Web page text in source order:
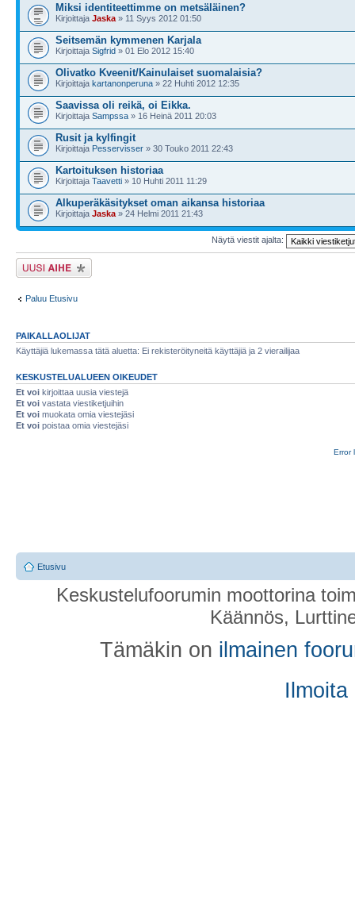
Miksi identiteettimme on metsäläinen?
Kirjoittaja Jaska » 11 Syys 2012 01:50
Seitsemän kymmenen Karjala
Kirjoittaja Sigfrid » 01 Elo 2012 15:40
Olivatko Kveenit/Kainulaiset suomalaisia?
Kirjoittaja kartanonperuna » 22 Huhti 2012 12:35
Saavissa oli reikä, oi Eikka.
Kirjoittaja Sampssa » 16 Heinä 2011 20:03
Rusit ja kylfingit
Kirjoittaja Pesservisser » 30 Touko 2011 22:43
Kartoituksen historiaa
Kirjoittaja Taavetti » 10 Huhti 2011 11:29
Alkuperäkäsitykset oman aikansa historiaa
Kirjoittaja Jaska » 24 Helmi 2011 21:43
Näytä viestit ajalta:
Lähetä uusi viesti
Paluu Etusivu
PAIKALLAOLIJAT
Käyttäjiä lukemassa tätä aluetta: Ei rekisteröityneitä käyttäjiä ja 2 vierailijaa
KESKUSTELUALUEEN OIKEUDET
Et voi kirjoittaa uusia viestejä
Et voi vastata viestiketjuihin
Et voi muokata omia viestejäsi
Et voi poistaa omia viestejäsi
Error
Etusivu
Keskustelufoorumin moottorina
Käännös,
Tämäkin on ilmainen